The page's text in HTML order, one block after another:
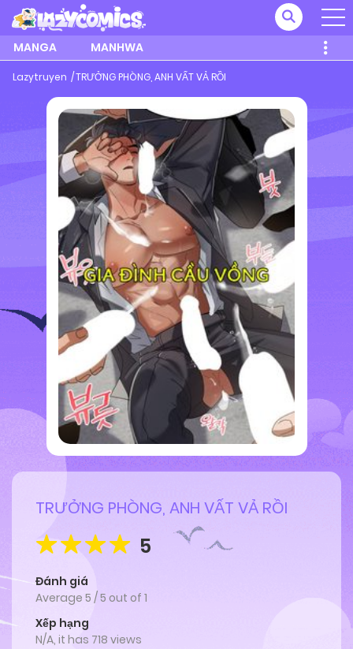
MANGA MANHWA
Lazytruyen TRƯỞNG PHÒNG, ANH VẤT VẢ RỒI
TRƯỞNG PHÒNG, ANH VẤT VẢ RỒI
5
Đánh giá
Average 5 /5 out of 1
Xếp hạng
N/A, it has 718 views